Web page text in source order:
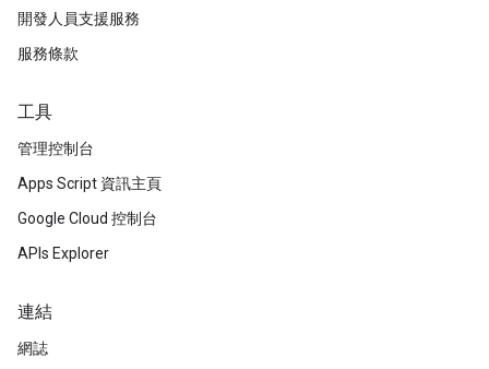
開發人員支援服務
服務條款
工具
管理控制台
Apps Script 資訊主頁
Google Cloud 控制台
APIs Explorer
連結
網誌